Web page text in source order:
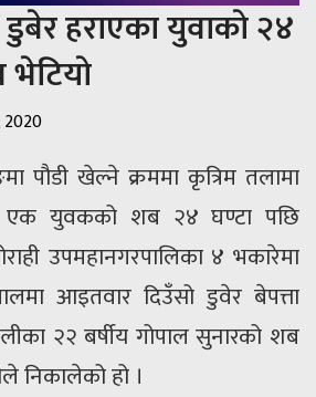
हराएका युवाकाे २४
2020
पौडी खेल्ने क्रममा कृत्रिम तलामा
एक युवकको शब २४ घण्टा पछि
उपमहानगरपालिका ४ भकारेमा
आइतवार दिउँसो डुवेर बेपत्ता
२२ बर्षीय गोपाल सुनारको शब
निकालेको हो ।